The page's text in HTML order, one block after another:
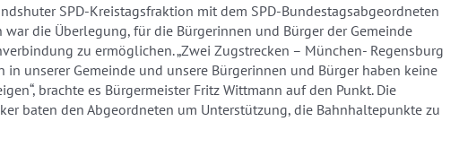
SPD-Kreistagsfraktion mit dem SPD-Bundestagsabgeordneten
die Überlegung, für die Bürgerinnen und Bürger der Gemeinde
zu ermöglichen. „Zwei Zugstrecken – München- Regensburg
in unserer Gemeinde und unsere Bürgerinnen und Bürger haben keine
brachte es Bürgermeister Fritz Wittmann auf den Punkt. Die
baten den Abgeordneten um Unterstützung, die Bahnhaltepunkte zu